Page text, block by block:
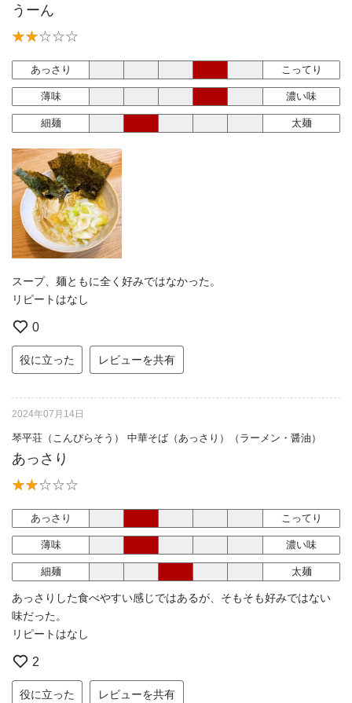
うーん
あっさり こってり
薄味 濃い味
細麺 太麺
スープ、麺ともに全く好みではなかった。
リピートはなし
0
役に立った レビューを共有
2024年07月14日
琴平荘（こんぴらそう） 中華そば（あっさり）（ラーメン・醤油）
あっさり
あっさり こってり
薄味 濃い味
細麺 太麺
あっさりした食べやすい感じではあるが、そもそも好みではない
味だった。
リピートはなし
2
役に立った レビューを共有